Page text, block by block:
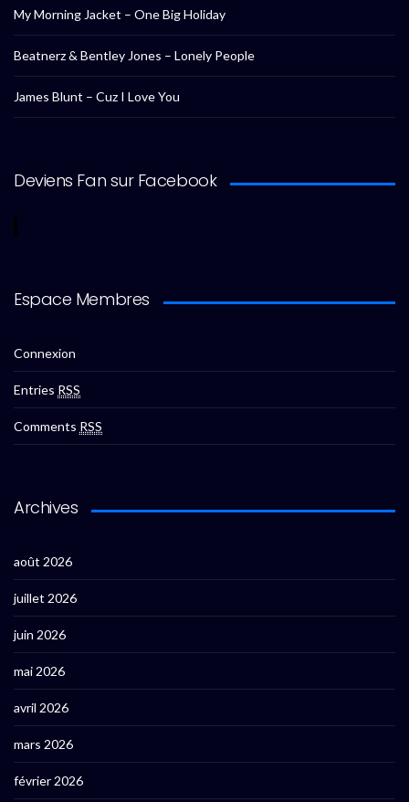
My Morning Jacket – One Big Holiday
Beatnerz & Bentley Jones – Lonely People
James Blunt – Cuz I Love You
Deviens Fan sur Facebook
Espace Membres
Connexion
Entries RSS
Comments RSS
Archives
août 2026
juillet 2026
juin 2026
mai 2026
avril 2026
mars 2026
février 2026